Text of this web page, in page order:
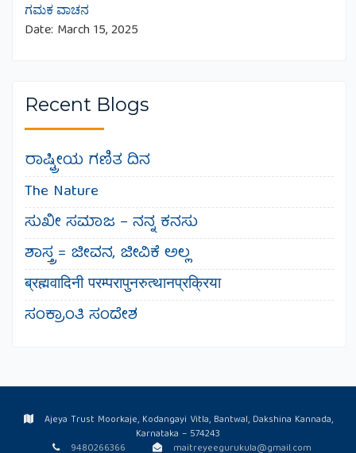
ಗಮಕ ವಾಚನ
Date: March 15, 2025
Recent Blogs
ರಾಷ್ಟ್ರೀಯ ಗಣಿತ ದಿನ
The Nature
ಸುಖೀ ಸಮಾಜ – ನನ್ನ ಕನಸು
ಶಾಸ್ತ್ರ = ಜೀವನ, ಜೀವಿಕೆ ಅಲ್ಲ
ब्रह्मवादिनी परम्परापुनरुत्थानप्रक्रिया
ಸಂಕ್ರಾಂತಿ ಸಂದೇಶ
Ajeya Trust Moorkaje, Kodangayi Vitla, Bantwal, Dakshina Kannada,
Karnataka – 574243
9480266366
maitreyeegurukula@gmail.com